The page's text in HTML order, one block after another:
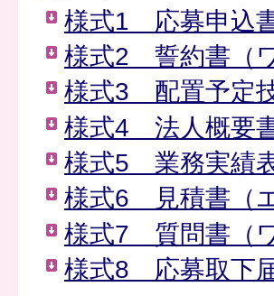
様式1 応募申込
様式2 誓約書（
様式3 配置予定
様式4 法人概要
様式5 業務実績
様式6 見積書（
様式7 質問書（
様式8 応募取下